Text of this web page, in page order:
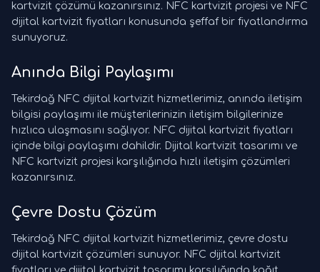
kartvizit çözümü kazanırsınız. NFC kartvizit projesi ve NFC
dijital kartvizit fiyatları konusunda şeffaf bir fiyatlandırma
sunuyoruz.
Anında Bilgi Paylaşımı
Tekirdağ NFC dijital kartvizit hizmetlerimiz, anında iletişim
bilgisi paylaşımı ile müşterilerinizin iletişim bilgilerinize
hızlıca ulaşmasını sağlıyor. NFC dijital kartvizit fiyatları
içinde bilgi paylaşımı dahildir. Dijital kartvizit tasarımı ve
NFC kartvizit projesi karşılığında hızlı iletişim çözümleri
kazanırsınız.
Çevre Dostu Çözüm
Tekirdağ NFC dijital kartvizit hizmetlerimiz, çevre dostu
dijital kartvizit çözümleri sunuyor. NFC dijital kartvizit